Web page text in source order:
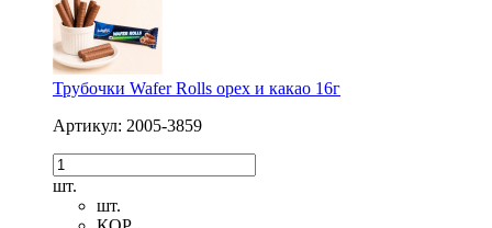
Трубочки Wafer Rolls орех и какао 16г
Артикул: 2005-3859
шт.
шт.